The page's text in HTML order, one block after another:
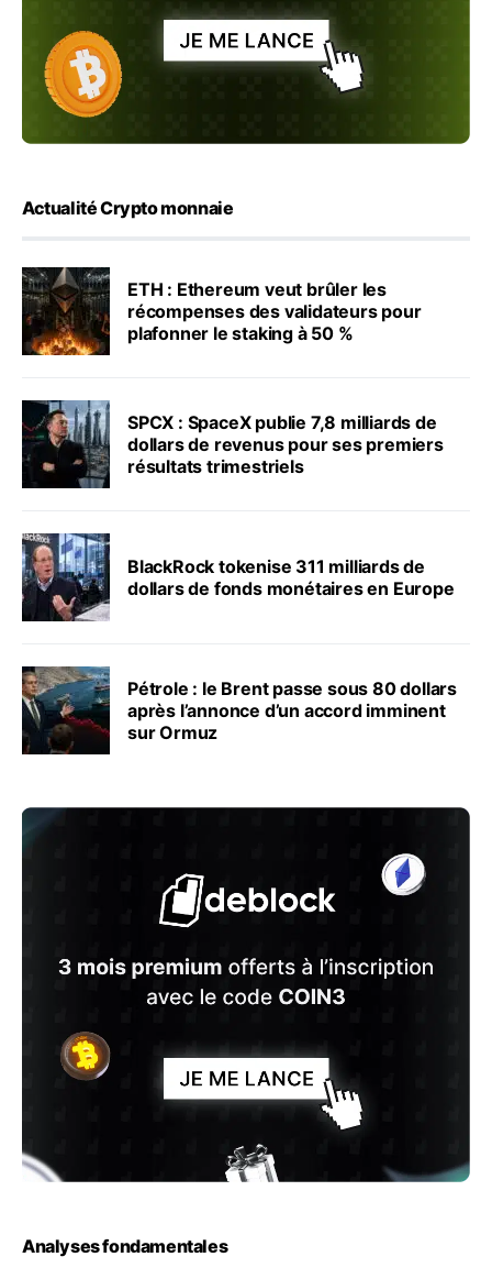
Actualité Crypto monnaie
ETH : Ethereum veut brûler les
récompenses des validateurs pour
plafonner le staking à 50 %
SPCX : SpaceX publie 7,8 milliards de
dollars de revenus pour ses premiers
résultats trimestriels
BlackRock tokenise 311 milliards de
dollars de fonds monétaires en Europe
Pétrole : le Brent passe sous 80 dollars
après l’annonce d’un accord imminent
sur Ormuz
Analyses fondamentales